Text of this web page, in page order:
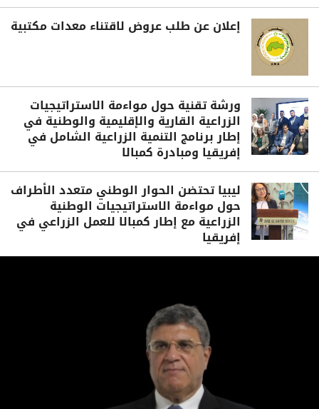
إعلان عن طلب عروض لاقتناء معدات مكتبية
ورشة تقنية حول مواءمة الاستراتيجيات
الزراعية القارية والإقليمية والوطنية في
إطار برنامج التنمية الزراعية الشامل في
إفريقيا ومبادرة كمبالا
ليبيا تحتضن الحوار الوطني متعدد الأطراف
حول مواءمة الاستراتيجيات الوطنية
الزراعية مع إطار كمبالا للعمل الزراعي في
إفريقيا